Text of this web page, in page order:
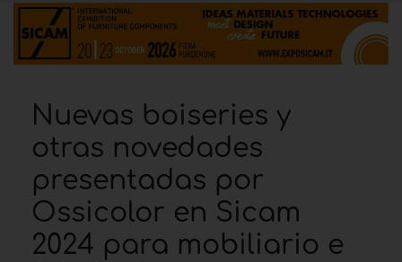
Nuevas boiseries y
otras novedades
presentadas por
Ossicolor en Sicam
2024 para mobiliario e